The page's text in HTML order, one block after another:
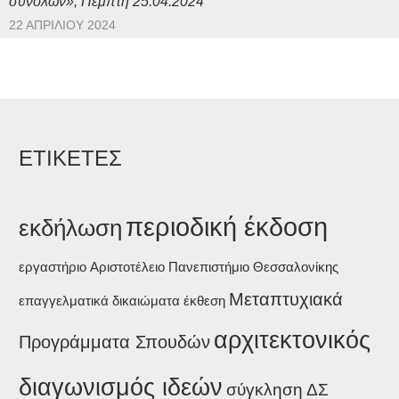
22 ΑΠΡΙΛΊΟΥ 2024
ΕΤΙΚΕΤΕΣ
εκδήλωση περιοδική έκδοση
εργαστήριο Αριστοτέλειο Πανεπιστήμιο Θεσσαλονίκης
επαγγελματικά δικαιώματα έκθεση Μεταπτυχιακά
Προγράμματα Σπουδών αρχιτεκτονικός
διαγωνισμός ιδεών σύγκληση ΔΣ